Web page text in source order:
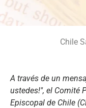
Chile
A través de un
ustedes!", el Comité
Episcopal de Chile